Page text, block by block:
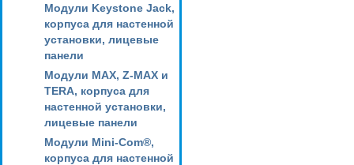
Модули Keystone Jack,
корпуса для настенной
установки, лицевые
панели
Модули MAX, Z-MAX и
TERA, корпуса для
настенной установки,
лицевые панели
Модули Mini-Com®,
корпуса для настенной